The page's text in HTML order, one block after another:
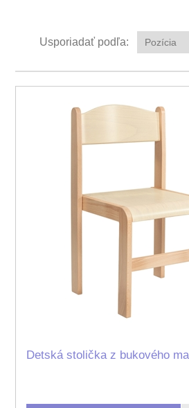
Usporiadať podľa:
Detská stolička z bukového